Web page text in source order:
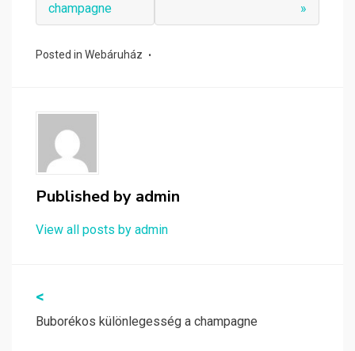
champagne
»
Posted in Webáruház
Published by admin
View all posts by admin
Bejegyzés
navigáció
<
Buborékos különlegesség a champagne